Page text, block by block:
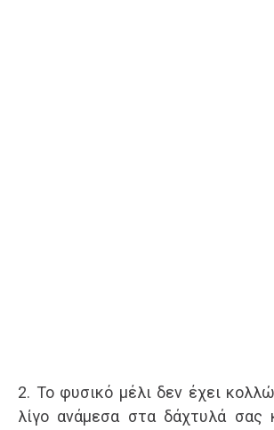
2. Το φυσικό μέλι δεν έχει
λίγο ανάμεσα στα δάχτυλά σας